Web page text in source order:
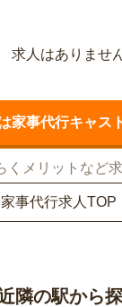
求人はありませ
家事代行キャス
くメリットなど
家事代行求人TOP
隣の駅から